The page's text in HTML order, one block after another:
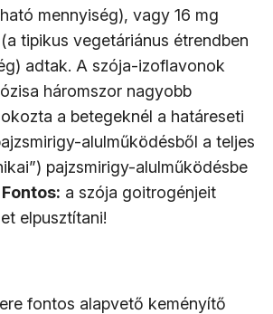
mennyiség), vagy 16 mg
tipikus vegetáriánus étrendben
adtak. A szója-izoflavonok
háromszor nagyobb
a betegeknél a határeseti
alulműködésből a teljes
pajzsmirigy-alulműködésbe
Fontos: a szója goitrogénjeit
elpusztítani!
fontos alapvető keményítő